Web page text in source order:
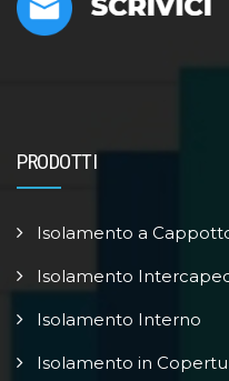
PRODOTTI
Isolamento a
Isolamento
Isolamento Interno
Isolamento in